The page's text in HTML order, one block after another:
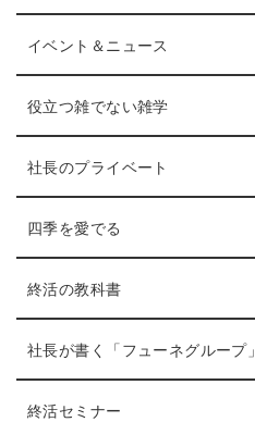
数
リ
数
ン
ト
リ
ー
数
イベント＆ニュース
ン
ト
リ
数
役立つ雑でない雑学エ
ン
リ
数
件
社長のプライベート
ン
リ
数
四季を愛でる
ン
ト
リ
ー
数
終活の教科書エ
ン
ト
リ
件
社長が書く「フューネグループ」
終活セミナー